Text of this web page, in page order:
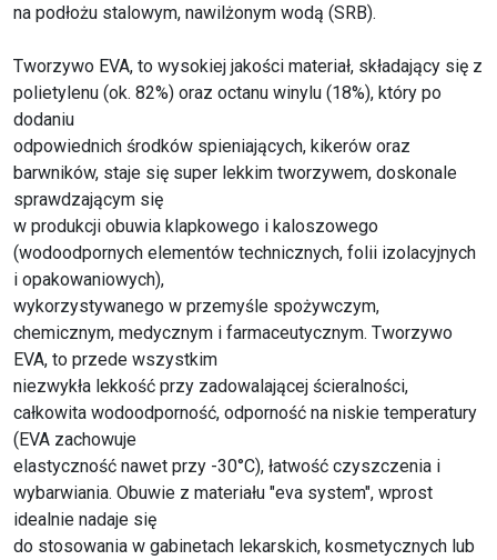
na podłożu stalowym, nawilżonym wodą (SRB).
Tworzywo EVA, to wysokiej jakości materiał, składający się z
polietylenu (ok. 82%) oraz octanu winylu (18%), który po
dodaniu
odpowiednich środków spieniających, kikerów oraz
barwników, staje się super lekkim tworzywem, doskonale
sprawdzającym się
w produkcji obuwia klapkowego i kaloszowego
(wodoodpornych elementów technicznych, folii izolacyjnych
i opakowaniowych),
wykorzystywanego w przemyśle spożywczym,
chemicznym, medycznym i farmaceutycznym. Tworzywo
EVA, to przede wszystkim
niezwykła lekkość przy zadowalającej ścieralności,
całkowita wodoodporność, odporność na niskie temperatury
(EVA zachowuje
elastyczność nawet przy -30°C), łatwość czyszczenia i
wybarwiania. Obuwie z materiału "eva system", wprost
idealnie nadaje się
do stosowania w gabinetach lekarskich, kosmetycznych lub